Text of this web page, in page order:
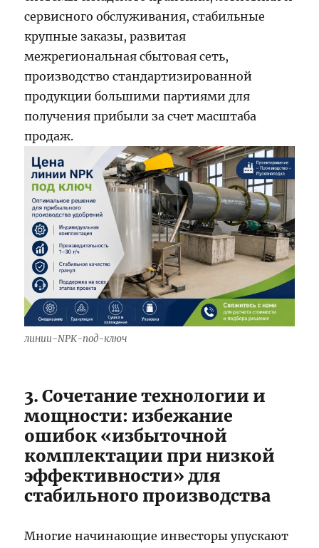
сервисного обслуживания, стабильные
крупные заказы, развитая
межрегиональная сбытовая сеть,
производство стандартизированной
продукции большими партиями для
получения прибыли за счет масштаба
продаж.
линии-NPK-под-ключ
3. Сочетание технологии и
мощности: избежание
ошибок «избыточной
комплектации при низкой
эффективности» для
стабильного производства
Многие начинающие инвесторы упускают